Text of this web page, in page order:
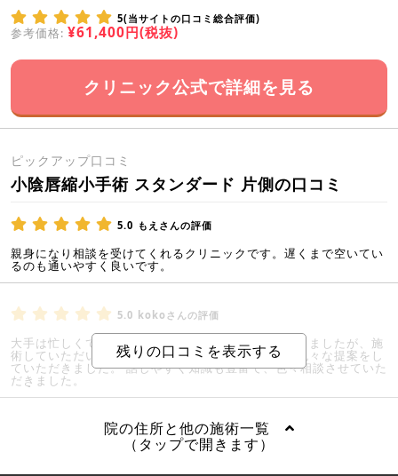
5(当サイトの口コミ総合評価)
参考価格: ¥61,400円(税抜)
クリニック公式で詳細を見る
ピックアップ口コミ
小陰唇縮小手術 スタンダード 片側の口コミ
5.0 もえさんの評価
親身になり相談を受けてくれるクリニックです。遅くまで空いてい
るのも通いやすく良いです。
5.0 kokoさんの評価
大手は忙しくてカウンセリングが雑なイメージがありましたが、施
術していただいた先生は、丁寧で的確で、予算内で色々な提案をし
ていただきました。 話しやすく知識も豊富で、色々相談させていた
だきました。
院の住所と他の施術一覧
（タップで開きます）